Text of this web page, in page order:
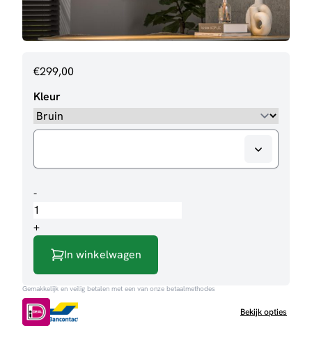
€299,00
Kleur
-Hanglamp
Leentje
9
aantal
+
In winkelwagen
Gemakkelijk en veilig betalen met een van onze betaalmethodes
Bekijk opties